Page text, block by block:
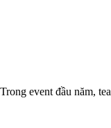
event đầu năm,